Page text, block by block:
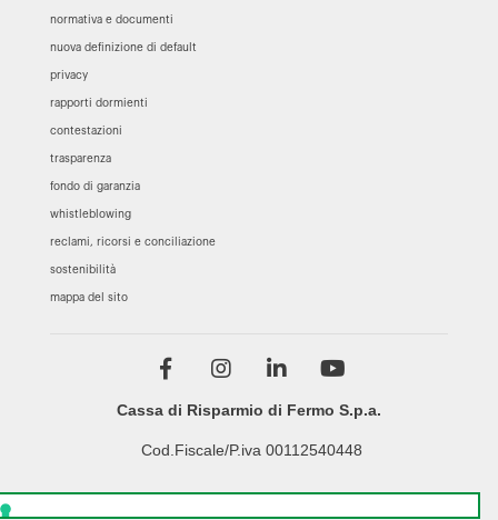
normativa e documenti
nuova definizione di default
privacy
rapporti dormienti
contestazioni
trasparenza
fondo di garanzia
whistleblowing
reclami, ricorsi e conciliazione
sostenibilità
mappa del sito
Cassa di Risparmio di Fermo S.p.a.
Cod.Fiscale/P.iva 00112540448